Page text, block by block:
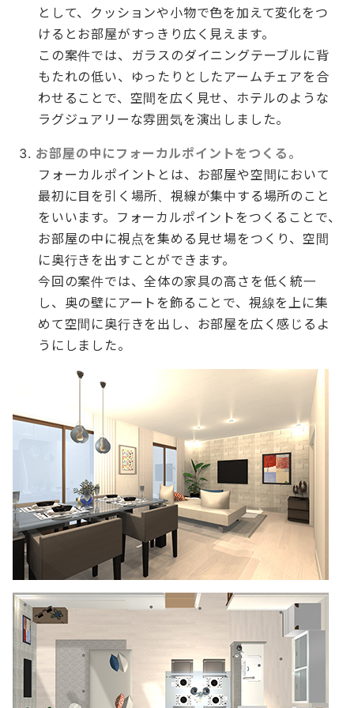
として、クッションや小物で色を加えて変化をつ
けるとお部屋がすっきり広く見えます。
この案件では、ガラスのダイニングテーブルに背
もたれの低い、ゆったりとしたアームチェアを合
わせることで、空間を広く見せ、ホテルのような
ラグジュアリーな雰囲気を演出しました。
お部屋の中にフォーカルポイントをつくる。
フォーカルポイントとは、お部屋や空間において
最初に目を引く場所、視線が集中する場所のこと
をいいます。フォーカルポイントをつくることで、
お部屋の中に視点を集める見せ場をつくり、空間
に奥行きを出すことができます。
今回の案件では、全体の家具の高さを低く統一
し、奥の壁にアートを飾ることで、視線を上に集
めて空間に奥行きを出し、お部屋を広く感じるよ
うにしました。